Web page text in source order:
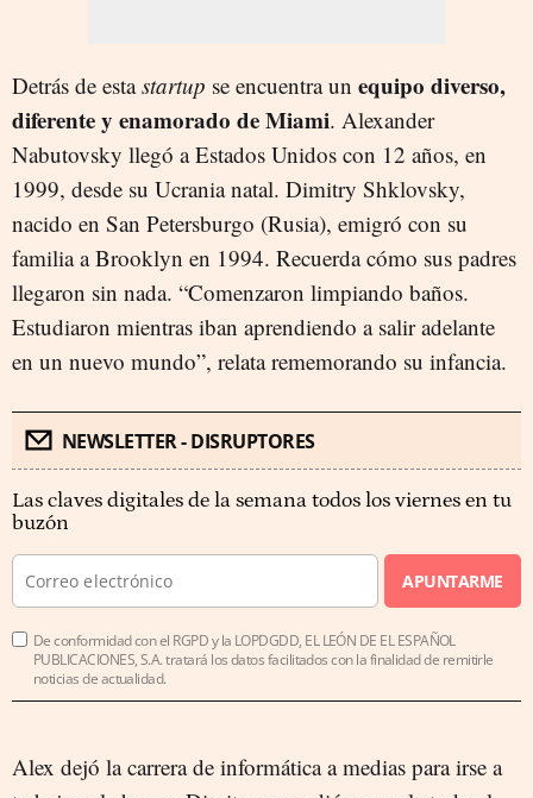
Detrás de estastartup se encuentra un equipo diverso,
diferente y enamorado de Miami. Alexander
Nabutovsky llegó a Estados Unidos con 12 años, en
1999, desde su Ucrania natal. Dimitry Shklovsky,
nacido en San Petersburgo (Rusia), emigró con su
familia a Brooklyn en 1994. Recuerda cómo sus padres
llegaron sin nada. “Comenzaron limpiando baños.
Estudiaron mientras iban aprendiendo a salir adelante
en un nuevo mundo”, relata rememorando su infancia.
NEWSLETTER - DISRUPTORES
Las claves digitales de la semana todos los viernes en tu
buzón
APUNTARME
De conformidad con el RGPD y la LOPDGDD, EL LEÓN DE EL ESPAÑOL
PUBLICACIONES, S.A. tratará los datos facilitados con la finalidad de remitirle
noticias de actualidad.
Alex dejó la carrera de informática a medias para irse a